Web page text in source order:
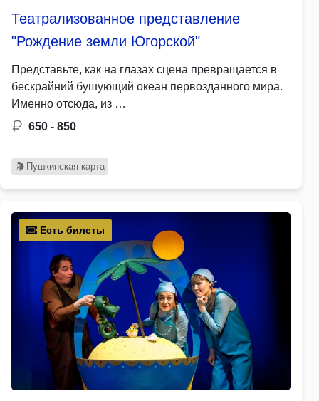
Театрализованное представление
"Рождение земли Югорской"
Представьте, как на глазах сцена превращается в
бескрайний бушующий океан первозданного мира.
Именно отсюда, из …
650 - 850
Пушкинская карта
Есть билеты